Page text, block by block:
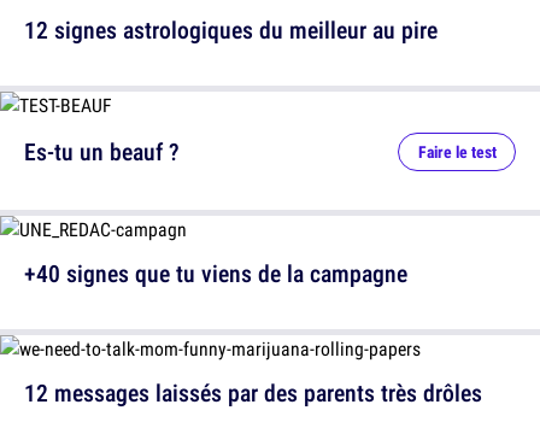
12 signes astrologiques du meilleur au pire
12 messages laissés par des parents très drôles
Es-tu un beauf ? Faire le test
+40 signes que tu viens de la campagne